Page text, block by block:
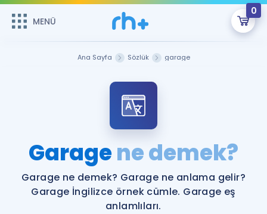
MENÜ
0
Şifremi Hatırlamıyorum
ÜYE DEĞİLİM
Sepetin Şu An Boş.
Remzi Hoca ile seni sınava hazırlayacak onlarca eğitim seni
bekliyor!
MENÜ
Katılımcı Görüşleri
Faydalı Araçlar
Ana Sayfa Sözlük garage
Garagene demek?
Garage ne demek? Garage ne anlama gelir?
Garage İngilizce örnek cümle. Garage eş
anlamlıları.